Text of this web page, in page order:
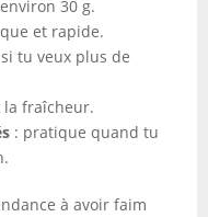
30 g.
et rapide.
tu veux plus de
la fraîcheur.
: pratique quand tu
à avoir faim